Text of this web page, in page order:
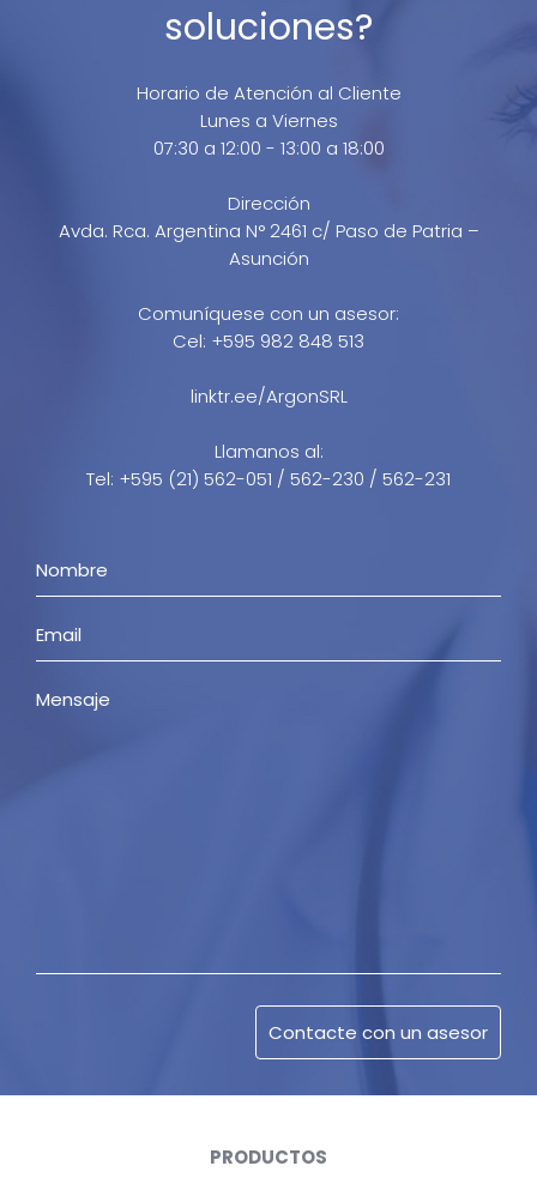
soluciones?
Horario de Atención al Cliente
Lunes a Viernes
07:30 a 12:00 - 13:00 a 18:00
Dirección
Avda. Rca. Argentina N° 2461 c/ Paso de Patria –
Asunción
Comuníquese con un asesor:
Cel: +595 982 848 513
linktr.ee/ArgonSRL
Llamanos al:
Tel: +595 (21) 562-051 / 562-230 / 562-231
PRODUCTOS